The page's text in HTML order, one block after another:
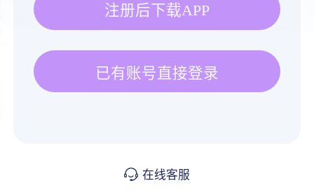
注册后下载APP
已有账号直接登录
在线客服